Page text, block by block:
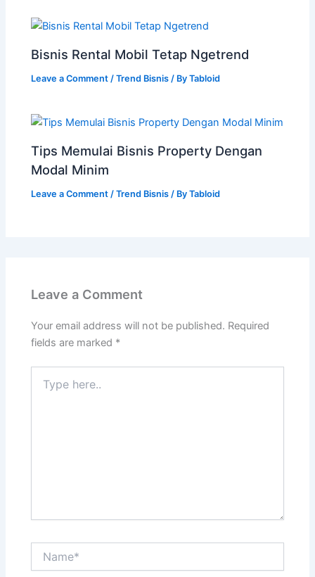
Bisnis Rental Mobil Tetap Ngetrend
Leave a Comment /Trend Bisnis / ByTabloid
Tips Memulai Bisnis Property Dengan
Modal Minim
Leave a Comment /Trend Bisnis / ByTabloid
Leave a Comment
Your email address will not be published. Required
fields are marked *
here..